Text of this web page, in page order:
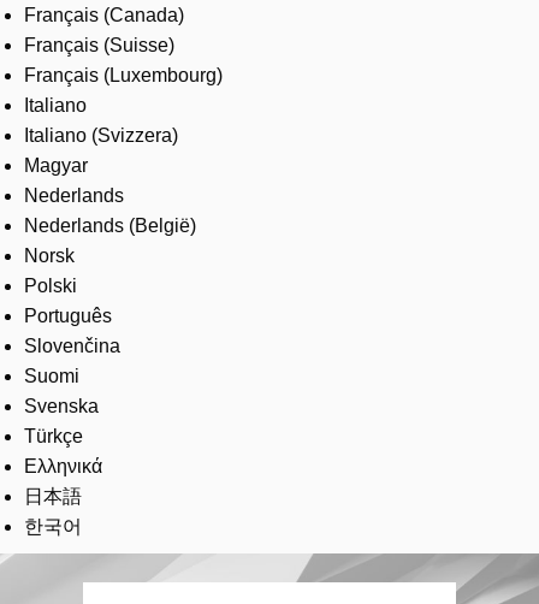
Français (Canada)
Français (Suisse)
Français (Luxembourg)
Italiano
Italiano (Svizzera)
Magyar
Nederlands
Nederlands (België)
Norsk
Polski
Português
Slovenčina
Suomi
Svenska
Türkçe
Ελληνικά
日本語
한국어